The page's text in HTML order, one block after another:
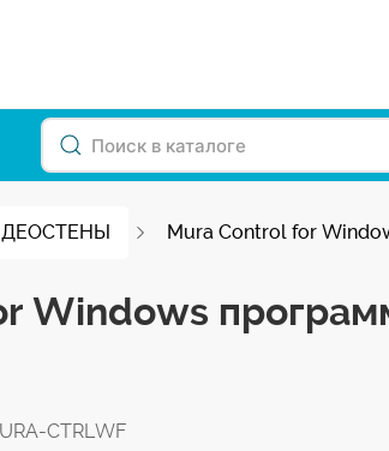
Mura Control for
Windows
CTRLWF